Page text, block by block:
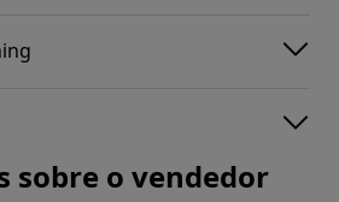
sobre o vendedor